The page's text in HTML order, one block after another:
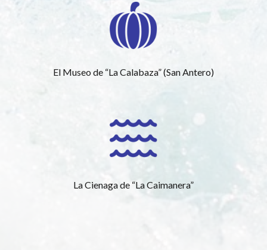
El Museo de “La Calabaza” (San Antero)
La Cienaga de “La Caimanera”